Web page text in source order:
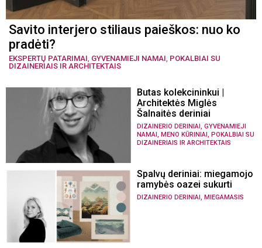
Savito interjero stiliaus paieškos: nuo ko
pradėti?
EKSPERTŲ PATARIMAI, GYVENAMIEJI NAMAI, POKALBIAI SU
DIZAINERIAIS IR ARCHITEKTAIS
Butas kolekcininkui |
Architektės Miglės
Šalnaitės deriniai
DIZAINERIO DERINIAI , GYVENAMIEJI
NAMAI , MENO KŪRINIAI , POKALBIAI SU
DIZAINERIAIS IR ARCHITEKTAIS
Spalvų deriniai: miegamojo
ramybės oazei sukurti
DIZAINERIO DERINIAI MIEGAMASIS